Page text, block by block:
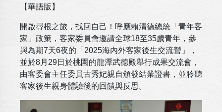
【華語版】
開啟尋根之旅，找回自己！呼應賴清德總統「青年客
家」政策，客家委員會邀請全球18至35歲青年，參
與為期7天6夜的「2025海內外客家後生交流營」，
並於8月29日於桃園的龍潭武德殿舉行成果交流會，
由客委會主任委員古秀妃親自頒發結業證書，並聆聽
客家後生親身體驗後的回饋與反思。